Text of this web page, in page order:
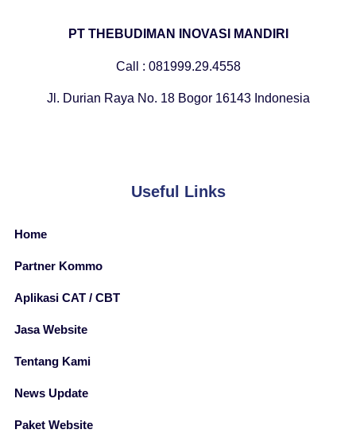
PT THEBUDIMAN INOVASI MANDIRI
Call : 081999.29.4558
Jl. Durian Raya No. 18 Bogor 16143 Indonesia
Useful Links
Home
Partner Kommo
Aplikasi CAT / CBT
Jasa Website
Tentang Kami
News Update
Paket Website